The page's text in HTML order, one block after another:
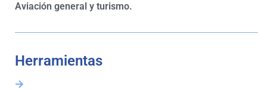
Aviación general y turismo.
Herramientas